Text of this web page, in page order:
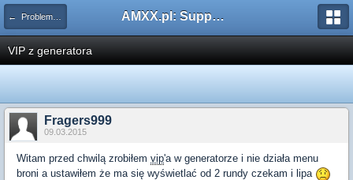
← Problemy z pluginami AMXX.pl: Support AMX Mod X i SourceMod
VIP z generatora
Fragers999
09.03.2015
Witam przed chwilą zrobiłem vip'a w generatorze i nie działa menu
broni a ustawiłem że ma się wyświetlać od 2 rundy czekam i lipa